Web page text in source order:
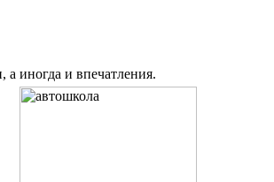
иногда и впечатления.